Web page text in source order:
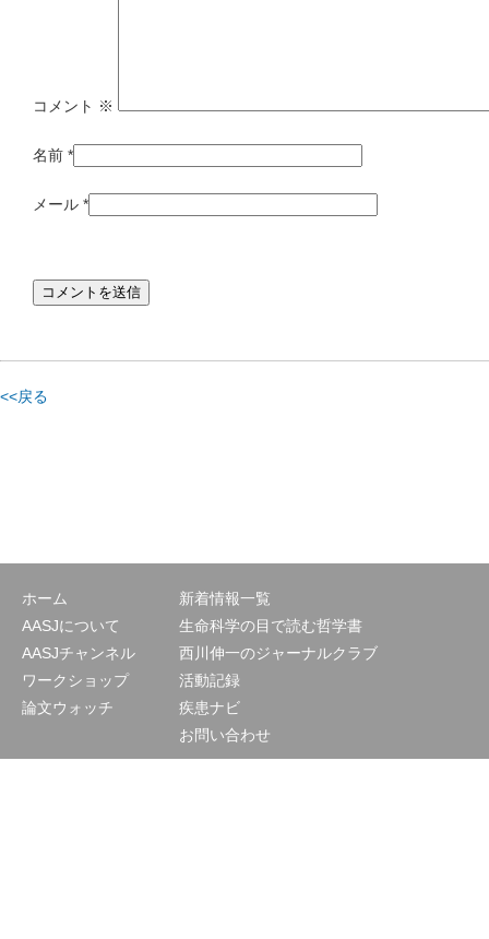
コメント ※
名前 *
メール *
<<戻る
ホーム
AASJについて
AASJチャンネル
ワークショップ
論文ウォッチ
新着情報一覧
生命科学の目で読む哲学書
西川伸一のジャーナルクラブ
活動記録
疾患ナビ
お問い合わせ